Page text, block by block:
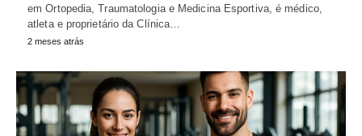
em Ortopedia, Traumatologia e Medicina Esportiva, é médico,
atleta e proprietário da Clínica…
2 meses atrás